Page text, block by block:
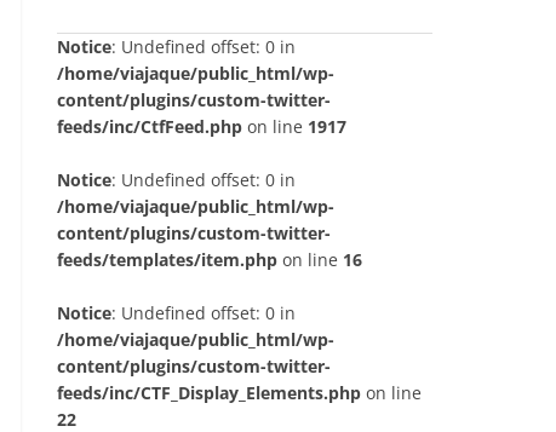
Notice: Undefined offset: 0 in
/home/viajaque/public_html/wp-
content/plugins/custom-twitter-
feeds/inc/CtfFeed.php on line 1917
Notice: Undefined offset: 0 in
/home/viajaque/public_html/wp-
content/plugins/custom-twitter-
feeds/templates/item.php on line 16
Notice: Undefined offset: 0 in
/home/viajaque/public_html/wp-
content/plugins/custom-twitter-
feeds/inc/CTF_Display_Elements.php on line
22